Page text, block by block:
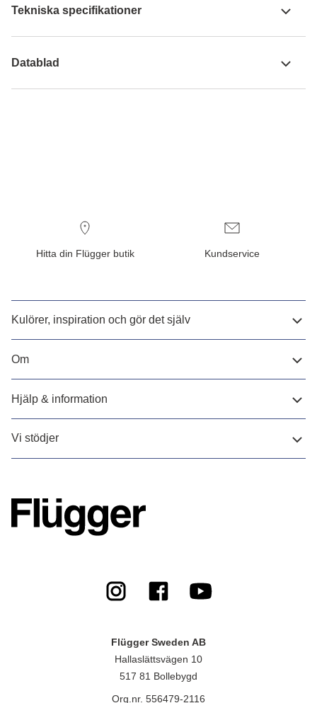
Tekniska specifikationer
Datablad
Hitta din Flügger butik Kundservice
Kulörer, inspiration och gör det själv
Om
Hjälp & information
Vi stödjer
Flügger Sweden AB
Hallaslättsvägen 10
517 81 Bollebygd
Org.nr. 556479-2116